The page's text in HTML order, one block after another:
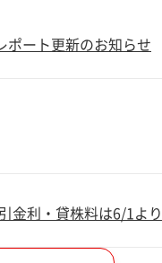
ポート更新のお知らせ
金利・貸株料は6/1より